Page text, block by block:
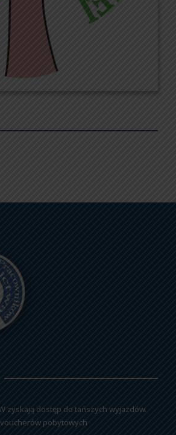
zyskają dostęp do tańszych wyjazdów.
pobytowych